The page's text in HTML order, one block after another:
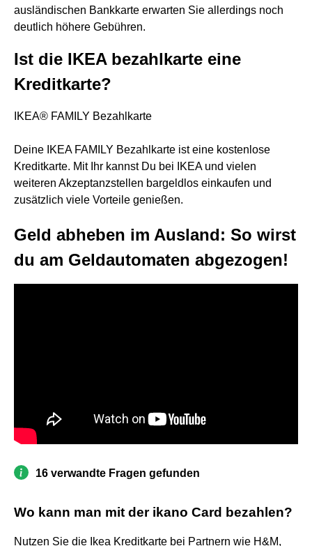
ausländischen Bankkarte erwarten Sie allerdings noch
deutlich höhere Gebühren.
Ist die IKEA bezahlkarte eine
Kreditkarte?
IKEA® FAMILY Bezahlkarte
Deine IKEA FAMILY Bezahlkarte ist eine kostenlose
Kreditkarte. Mit Ihr kannst Du bei IKEA und vielen
weiteren Akzeptanzstellen bargeldlos einkaufen und
zusätzlich viele Vorteile genießen.
Geld abheben im Ausland: So wirst
du am Geldautomaten abgezogen!
16 verwandte Fragen gefunden
Wo kann man mit der ikano Card bezahlen?
Nutzen Sie die Ikea Kreditkarte bei Partnern wie H&M,